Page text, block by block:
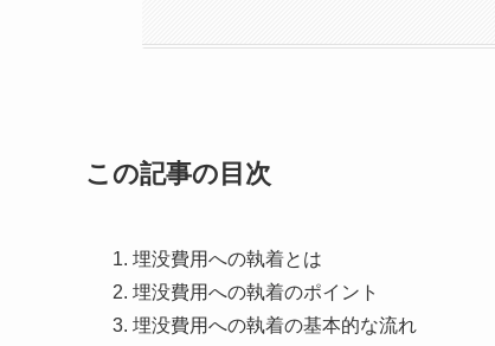
この記事の目次
埋没費用への執着とは
埋没費用への執着のポイント
埋没費用への執着の基本的な流れ